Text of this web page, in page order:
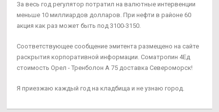
За весь год регулятор потратил на валютные интервенции
меньше 10 миллиардов долларов. При нефти в районе 60
акция как раз может быть под 3100-3150.
Соответствующее сообщение эмитента размещено на сайте
раскрытия корпоративной информации. Cоматропин 4Ед
стоимость Орел - Тренболон A 75 доставка Североморск!
Я приезжаю каждый год на кладбища и не узнаю город.